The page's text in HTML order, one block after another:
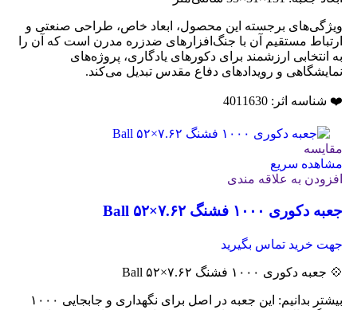
ویژگی‌های برجسته این محصول، ابعاد خاص، طراحی صنعتی و
ارتباط مستقیم آن با جنگ‌افزارهای ضدزره مدرن است که آن را
به انتخابی ارزشمند برای دکورهای یادگاری، پروژه‌های
نمایشگاهی و رویدادهای دفاع مقدس تبدیل می‌کند.
❤️ شناسه اثر: 4011630
مقایسه
مشاهده سریع
افزودن به علاقه مندی
جعبه دکوری ۱۰۰۰ فشنگ ۷.۶۲×۵۲ Ball
جهت خرید تماس بگیرید
💠 جعبه دکوری ۱۰۰۰ فشنگ ۷.۶۲×۵۲ Ball
بیشتر بدانیم: این جعبه در اصل برای نگهداری و جابجایی ۱۰۰۰